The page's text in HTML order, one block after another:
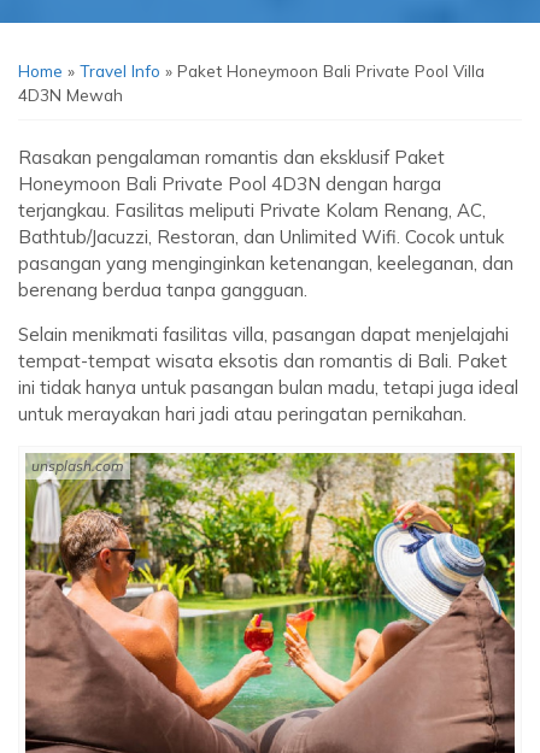
Home » Travel Info » Paket Honeymoon Bali Private Pool Villa
4D3N Mewah
Rasakan pengalaman romantis dan eksklusif Paket
Honeymoon Bali Private Pool 4D3N dengan harga
terjangkau. Fasilitas meliputi Private Kolam Renang, AC,
Bathtub/Jacuzzi, Restoran, dan Unlimited Wifi. Cocok untuk
pasangan yang menginginkan ketenangan, keeleganan, dan
berenang berdua tanpa gangguan.
Selain menikmati fasilitas villa, pasangan dapat menjelajahi
tempat-tempat wisata eksotis dan romantis di Bali. Paket
ini tidak hanya untuk pasangan bulan madu, tetapi juga ideal
untuk merayakan hari jadi atau peringatan pernikahan.
unsplash.com